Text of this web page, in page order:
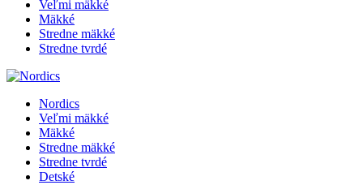
Veľmi mäkké
Mäkké
Stredne mäkké
Stredne tvrdé
Nordics
Veľmi mäkké
Mäkké
Stredne mäkké
Stredne tvrdé
Detské